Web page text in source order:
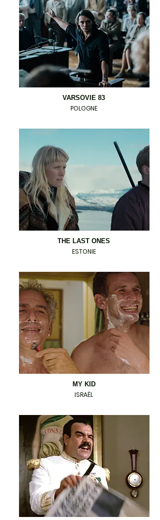
VARSOVIE 83
POLOGNE
THE LAST ONES
ESTONIE
MY KID
ISRAËL